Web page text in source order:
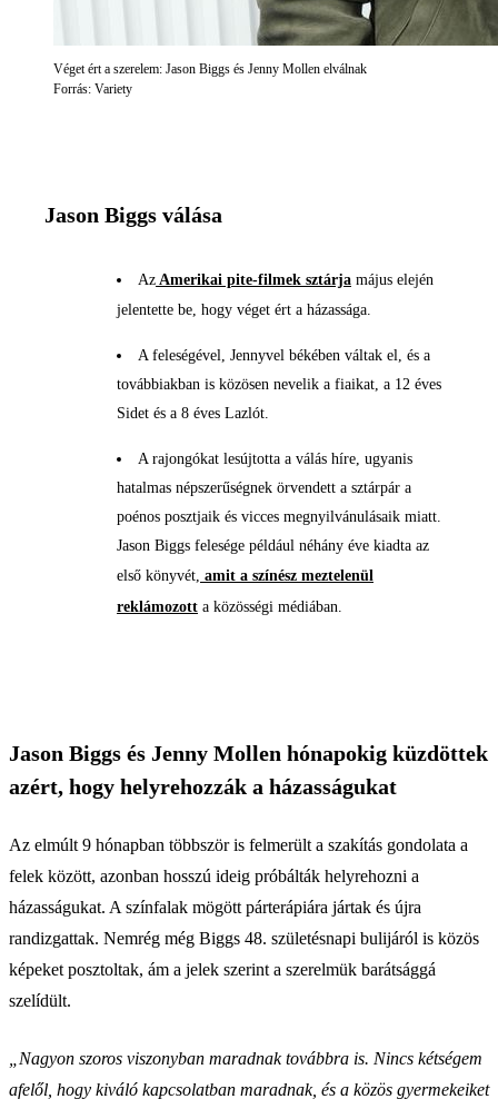
Véget ért a szerelem: Jason Biggs és Jenny Mollen elválnak
Forrás: Variety
Jason Biggs válása
Az Amerikai pite-filmek sztárja május elején
jelentette be, hogy véget ért a házassága.
A feleségével, Jennyvel békében váltak el, és a
továbbiakban is közösen nevelik a fiaikat, a 12 éves
Sidet és a 8 éves Lazlót.
A rajongókat lesújtotta a válás híre, ugyanis
hatalmas népszerűségnek örvendett a sztárpár a
poénos posztjaik és vicces megnyilvánulásaik miatt.
Jason Biggs felesége például néhány éve kiadta az
első könyvét, amit a színész meztelenül
reklámozott a közösségi médiában.
Jason Biggs és Jenny Mollen hónapokig küzdöttek
azért, hogy helyrehozzák a házasságukat
Az elmúlt 9 hónapban többször is felmerült a szakítás gondolata a
felek között, azonban hosszú ideig próbálták helyrehozni a
házasságukat. A színfalak mögött párterápiára jártak és újra
randizgattak. Nemrég még Biggs 48. születésnapi bulijáról is közös
képeket posztoltak, ám a jelek szerint a szerelmük barátsággá
szelídült.
„Nagyon szoros viszonyban maradnak továbbra is. Nincs kétségem
afelől, hogy kiváló kapcsolatban maradnak, és a közös gyermekeiket